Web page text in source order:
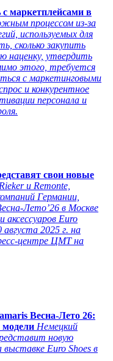
маркетплейсами в
процессом из-за
используемых для
сколько закупить
наценку, утвердить
этого, требуется
с маркетинговыми
и конкурентное
персонала и
свои новые
и Remonte,
Германии,
Лето’26 в Москве
Euro
2025 г. на
центре ЦМТ на
Весна-Лето 26:
модели Немецкий
новую
выставке Euro Shoes в